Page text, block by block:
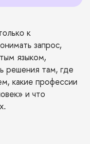
к
запрос,
языком,
решения там, где
какие профессии
и что